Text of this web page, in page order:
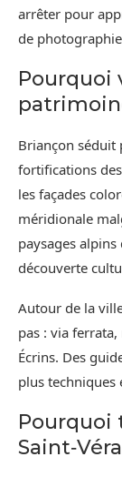
arrêter pour
de
Pourquoi
Briançon séduit
fortifications
les façades
méridionale
paysages
découverte
Autour de la
pas : via
Écrins. Des
plus techniques
Pourquoi